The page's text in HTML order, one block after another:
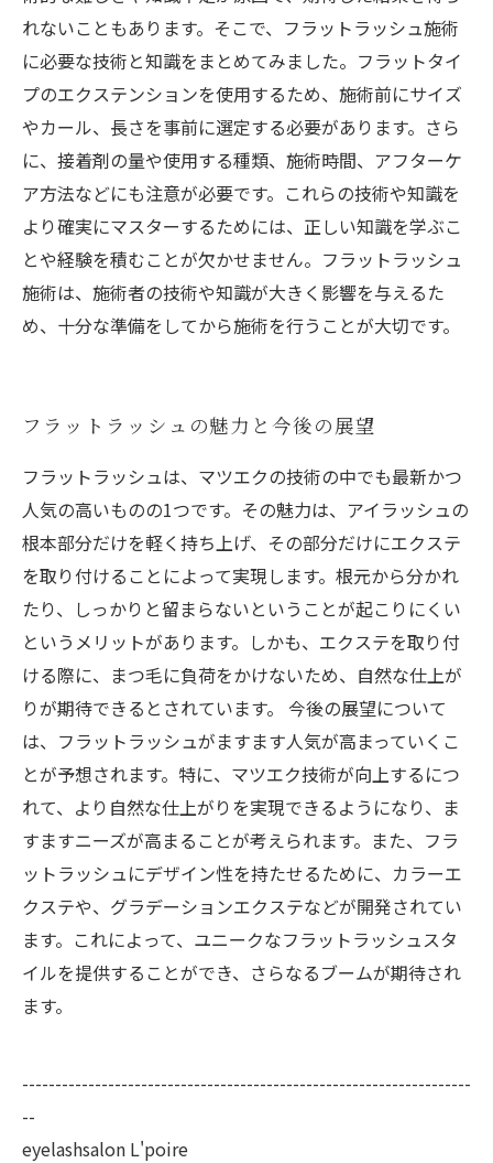
れないこともあります。そこで、フラットラッシュ施術
に必要な技術と知識をまとめてみました。フラットタイ
プのエクステンションを使用するため、施術前にサイズ
やカール、長さを事前に選定する必要があります。さら
に、接着剤の量や使用する種類、施術時間、アフターケ
ア方法などにも注意が必要です。これらの技術や知識を
より確実にマスターするためには、正しい知識を学ぶこ
とや経験を積むことが欠かせません。フラットラッシュ
施術は、施術者の技術や知識が大きく影響を与えるた
め、十分な準備をしてから施術を行うことが大切です。
フラットラッシュの魅力と今後の展望
フラットラッシュは、マツエクの技術の中でも最新かつ
人気の高いものの1つです。その魅力は、アイラッシュの
根本部分だけを軽く持ち上げ、その部分だけにエクステ
を取り付けることによって実現します。根元から分かれ
たり、しっかりと留まらないということが起こりにくい
というメリットがあります。しかも、エクステを取り付
ける際に、まつ毛に負荷をかけないため、自然な仕上が
りが期待できるとされています。 今後の展望について
は、フラットラッシュがますます人気が高まっていくこ
とが予想されます。特に、マツエク技術が向上するにつ
れて、より自然な仕上がりを実現できるようになり、ま
すますニーズが高まることが考えられます。また、フラ
ットラッシュにデザイン性を持たせるために、カラーエ
クステや、グラデーションエクステなどが開発されてい
ます。これによって、ユニークなフラットラッシュスタ
イルを提供することができ、さらなるブームが期待され
ます。
--------------------------------------------------------------------
--
eyelashsalon L'poire